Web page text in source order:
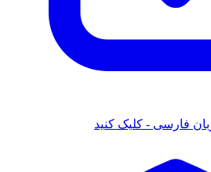
فارسی - کلیک کنید